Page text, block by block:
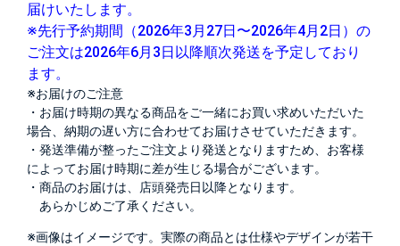
届けいたします。
※先行予約期間（2026年3月27日〜2026年4月2日）の
ご注文は2026年6月3日以降順次発送を予定しており
ます。
※お届けのご注意
・お届け時期の異なる商品をご一緒にお買い求めいただいた
場合、納期の遅い方に合わせてお届けさせていただきます。
・発送準備が整ったご注文より発送となりますため、お客様
によってお届け時期に差が生じる場合がございます。
・商品のお届けは、店頭発売日以降となります。
あらかじめご了承ください。
※画像はイメージです。実際の商品とは仕様やデザインが若干